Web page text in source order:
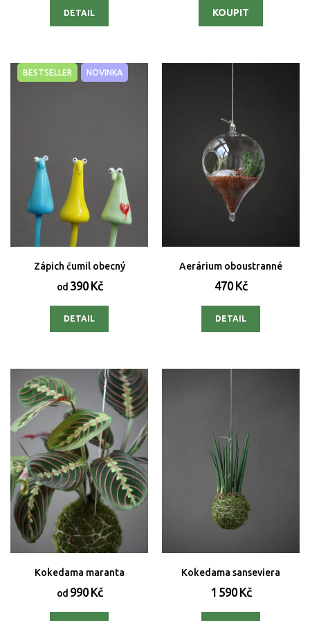
DETAIL
BESTSELLER NOVINKA
Zápich čumil obecný
od390 Kč
DETAIL
Aerárium oboustranné
470 Kč
DETAIL
Kokedama maranta
od990 Kč
Kokedama sanseviera
1 590 Kč